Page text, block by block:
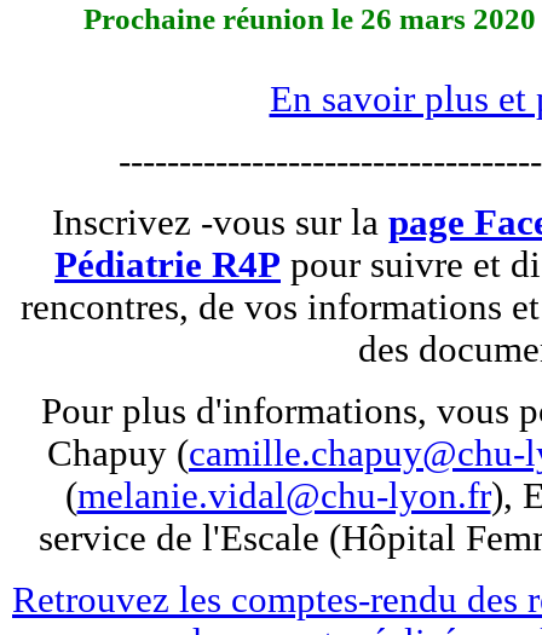
Prochaine réunion le 26 mars
En savoir plus et
Inscrivez -vous sur la page
Pédiatrie R4P pour suivre et
rencontres, de vos informations
des
Pour plus d'informations, vous
Chapuy (camille.chapuy@chu-
(melanie.vidal@chu-lyon.fr),
service de l'Escale (Hôpital
Retrouvez les comptes-rendu des